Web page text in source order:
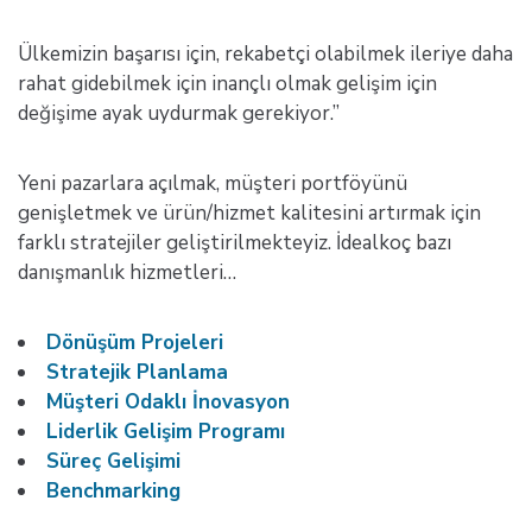
Ülkemizin başarısı için, rekabetçi olabilmek ileriye daha
rahat gidebilmek için inançlı olmak gelişim için
değişime ayak uydurmak gerekiyor.”
Yeni pazarlara açılmak, müşteri portföyünü
genişletmek ve ürün/hizmet kalitesini artırmak için
farklı stratejiler geliştirilmekteyiz. İdealkoç bazı
danışmanlık hizmetleri…
Dönüşüm Projeleri
Stratejik Planlama
Müşteri Odaklı İnovasyon
Liderlik Gelişim Programı
Süreç Gelişimi
Benchmarking